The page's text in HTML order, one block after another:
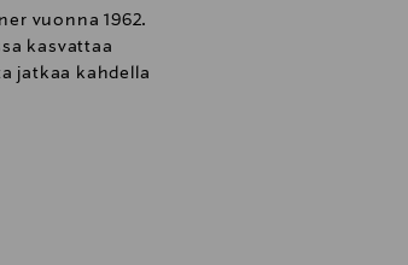
vuonna 1962.
kasvattaa
jatkaa kahdella